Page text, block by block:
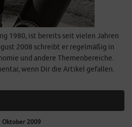
1980, ist bereits seit vielen Jahren
2008 schreibt er regelmäßig in
und andere Themenbereiche.
wenn Dir die Artikel gefallen.
Oktober 2009